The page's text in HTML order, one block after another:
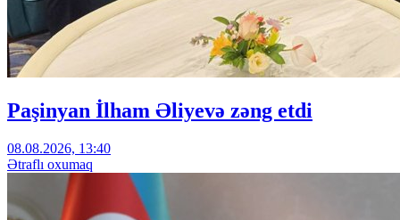
Paşinyan İlham Əliyevə zəng etdi
08.08.2026, 13:40
Ətraflı oxumaq